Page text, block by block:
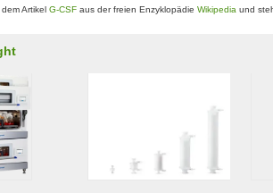
Artikel G-CSF aus der freien Enzyklopädie Wikipedia und